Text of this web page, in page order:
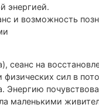
энергией.
и возможность
сеанс на
сил в
Энергию
маленькими